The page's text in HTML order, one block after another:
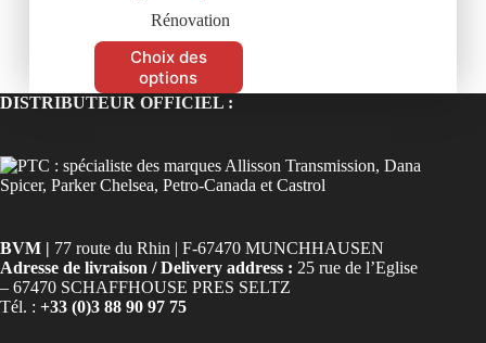
Rénovation
Choix des
options
DISTRIBUTEUR OFFICIEL :
BVM | 77 route du Rhin | F-67470 MUNCHHAUSEN
Adresse de livraison / Delivery address : 25 rue de l’Eglise
– 67470 SCHAFFHOUSE PRES SELTZ
Tél. : +33 (0)3 88 90 97 75